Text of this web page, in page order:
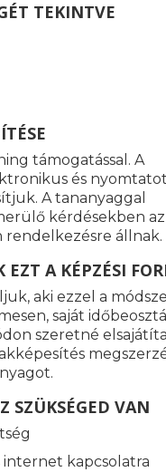
TEKINTVE
támogatással. A
és
A tananyaggal
kérdésekben
állnak.
EZT A KÉPZÉSI
aki ezzel a
saját
szeretné
SZÜKSÉGED VAN
internet kapcsolatra